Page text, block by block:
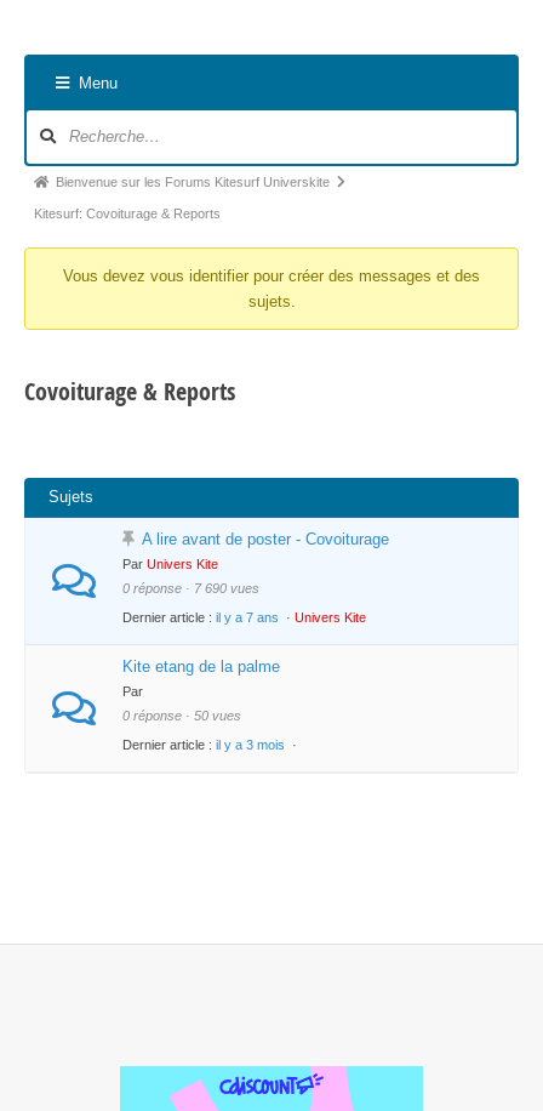
Menu
Fil
d’Ariane
forum –
Bienvenue sur les Forums Kitesurf Universkite
Kitesurf: Covoiturage & Reports
Vous devez vous identifier pour créer des messages et des
sujets.
Covoiturage & Reports
Sujets
A lire avant de poster - Covoiturage
Par Univers Kite
0 réponse · 7 690 vues
Dernier article : il y a 7 ans · Univers Kite
Kite etang de la palme
Par
0 réponse · 50 vues
Dernier article : il y a 3 mois ·